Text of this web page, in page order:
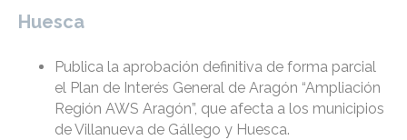
Huesca
Publica la aprobación definitiva de forma parcial
el Plan de Interés General de Aragón “Ampliación
Región AWS Aragón”, que afecta a los municipios
de Villanueva de Gállego y Huesca.